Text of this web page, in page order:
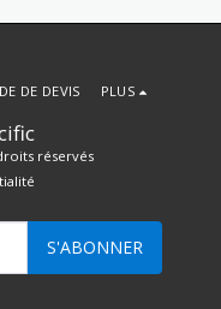
réservés
DE DEVIS PLUS
S'ABONNER